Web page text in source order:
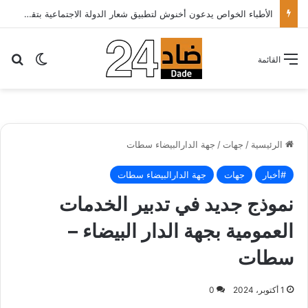
تهنئة
الوضع القائمة
الرئيسية / جهات / جهة الدارالبيضاء سطات
#أخبار جهات جهة الدارالبيضاء سطات
نموذج جديد في تدبير الخدمات
العمومية بجهة الدار البيضاء –
سطات
1 أكتوبر، 2024 0